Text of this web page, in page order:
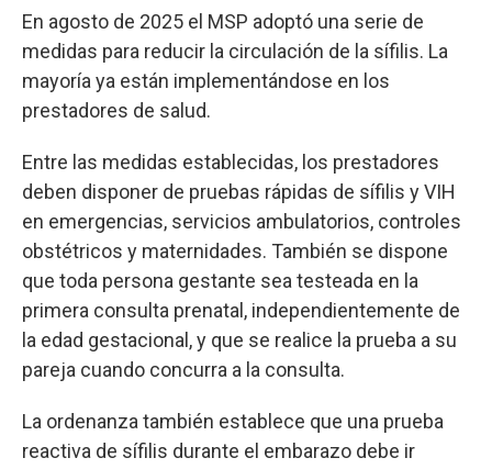
En agosto de 2025 el MSP adoptó una serie de
medidas para reducir la circulación de la sífilis. La
mayoría ya están implementándose en los
prestadores de salud.
Entre las medidas establecidas, los prestadores
deben disponer de pruebas rápidas de sífilis y VIH
en emergencias, servicios ambulatorios, controles
obstétricos y maternidades. También se dispone
que toda persona gestante sea testeada en la
primera consulta prenatal, independientemente de
la edad gestacional, y que se realice la prueba a su
pareja cuando concurra a la consulta.
La ordenanza también establece que una prueba
reactiva de sífilis durante el embarazo debe ir